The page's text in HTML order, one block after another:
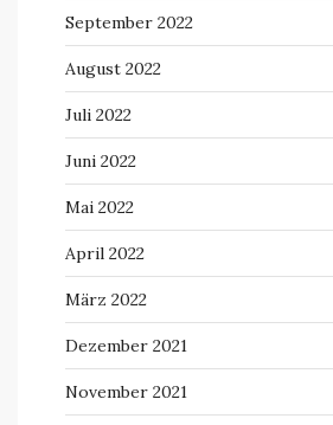
September 2022
August 2022
Juli 2022
Juni 2022
Mai 2022
April 2022
März 2022
Dezember 2021
November 2021